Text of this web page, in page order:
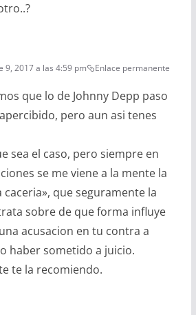
9, 2017 a las 4:59 pm Enlace permanente
que lo de Johnny Depp paso
pero aun asi tenes
sea el caso, pero siempre en
se me viene a la mente la
caceria», que seguramente la
sobre de que forma influye
acusacion en tu contra a
haber sometido a juicio.
te la recomiendo.